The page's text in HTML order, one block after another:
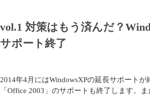
vol.1 対策はもう済んだ？
サポート終了
2014年4月にはWindowsXPの延長サポートが
「Office 2003」のサポートも終了します。